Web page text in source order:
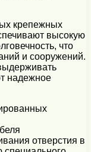
крепежных
высокую
что
и сооружений.
надежное
отверстия в